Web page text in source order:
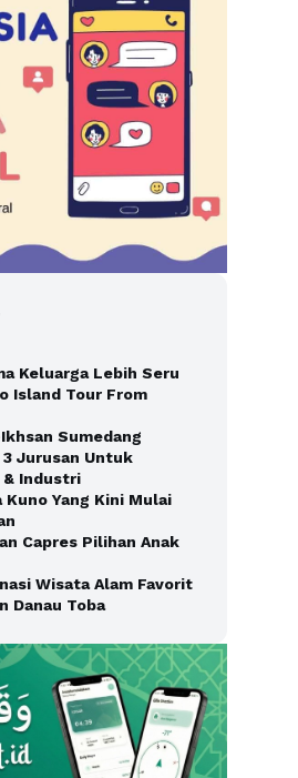
Keluarga Lebih Seru
Island Tour From
Sumedang
Jurusan Untuk
& Industri
Kuno Yang Kini Mulai
Capres Pilihan Anak
Wisata Alam Favorit
Danau Toba